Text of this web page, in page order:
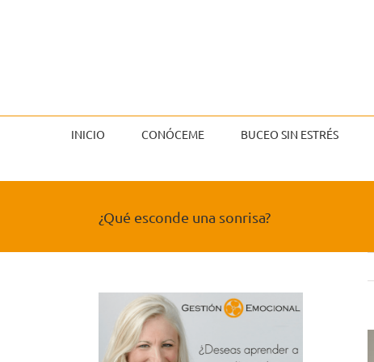
INICIO CONÓCEME BUCEO SIN ESTRÉS
¿Qué esconde una sonrisa?